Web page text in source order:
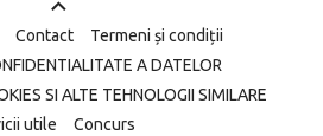
Contact
Termeni și condiții
A DATELOR
SI ALTE TEHNOLOGII SIMILARE
utile
Concurs